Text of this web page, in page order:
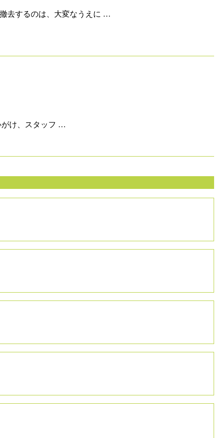
去するのは、大変なうえに …
がけ、スタッフ …